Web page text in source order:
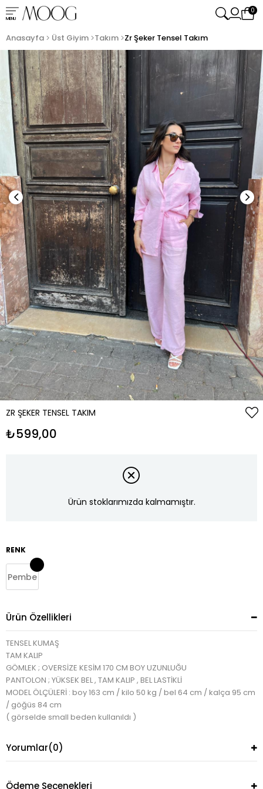
MENU
0
Anasayfa Üst Giyim Takım Zr Şeker Tensel Takım
ZR ŞEKER TENSEL TAKIM
₺599,00
Ürün stoklarımızda kalmamıştır.
RENK
Pembe
Ürün Özellikleri
TENSEL KUMAŞ
TAM KALIP
GÖMLEK ; OVERSİZE KESİM 170 CM BOY UZUNLUĞU
PANTOLON ; YÜKSEK BEL , TAM KALIP , BEL LASTİKLİ
MODEL ÖLÇÜLERİ : boy 163 cm / kilo 50 kg / bel 64 cm / kalça 95 cm
/ göğüs 84 cm
( görselde small beden kullanıldı )
Yorumlar(0)
Ödeme Seçenekleri